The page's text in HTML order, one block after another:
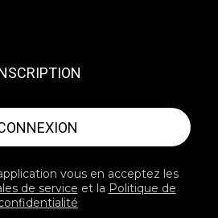
vous en acceptez les
de service et la Politique de